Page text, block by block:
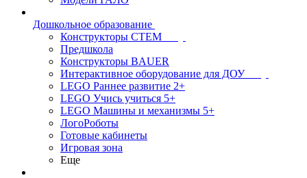
Дошкольное образование
Конструкторы СТЕМ
Предшкола
Конструкторы BAUER
Интерактивное оборудование для ДОУ
LEGO Раннее развитие 2+
LEGO Учись учиться 5+
LEGO Машины и механизмы 5+
ЛогоРоботы
Готовые кабинеты
Игровая зона
Еще